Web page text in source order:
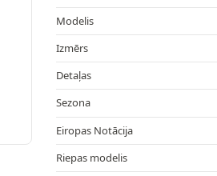
Modelis
Izmērs
Detaļas
Sezona
Eiropas Notācija
Riepas modelis